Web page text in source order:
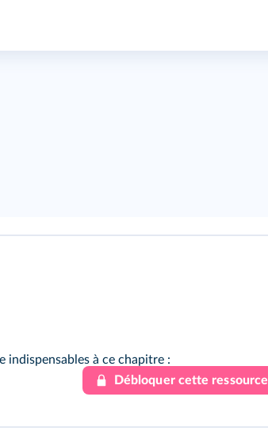
indispensables à ce chapitre :
Débloquer cette ressource